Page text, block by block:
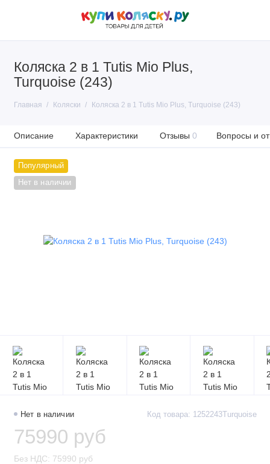
Коляска 2 в 1 Tutis Mio Plus,
Turquoise (243)
Главная Коляски Коляска 2 в 1 Tutis Mio Plus, Turquoise (243)
Описание Характеристики Отзывы 0 Вопросы и
Популярный
Нет в наличии
Нет в наличии Код товара: 1252243Turquoise
75990 руб
Без НДС: 75990 руб